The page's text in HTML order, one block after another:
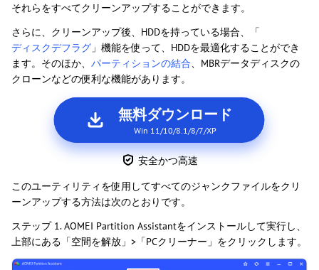
それらをすべてクリーンアップすることができます。
さらに、クリーンアップ後、HDDを持っている場合、「
ディスクデフラグ 」機能を使って、HDDを最適化することができ
ます。そのほか、 パーティションの結合、MBRデータディスクの
クローンなどの便利な機能があります。
無料ダウンロード
Win 11/10/8.1/8/7/XP
安全かつ高速
このユーティリティを使用してすべてのジャンクファイルをクリ
ーンアップする方法は次のとおりです。
ステップ 1. AOMEI Partition Assistantをインストールして実行し、
上部にある「空間を解放」>「PCクリーナー」をクリックします。